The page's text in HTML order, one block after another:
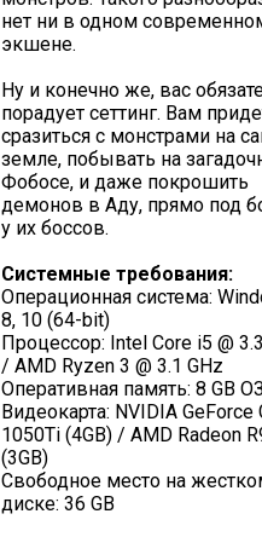
нет ни в одном
экшене.
Ну и конечно же, вас
порадует сеттинг. Вам
сразиться с монстрами на
земле, побывать на
Фобосе, и даже покрошить
демонов в Аду, прямо под
у их боссов.
Системные требования:
Операционная система:
8, 10 (64-bit)
Процессор: Intel Core i5 @
/ AMD Ryzen 3 @ 3.1 GHz
Оперативная память: 8 GB
Видеокарта: NVIDIA GeForce
1050Ti (4GB) / AMD Radeon
(3GB)
Свободное место на
диске: 36 GB